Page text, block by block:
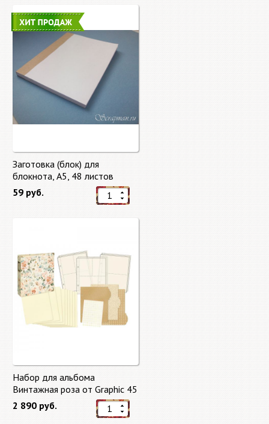
Заготовка (блок) для
блокнота, А5, 48 листов
59 руб.
Набор для альбома
Винтажная роза от Graphic 45
2 890 руб.